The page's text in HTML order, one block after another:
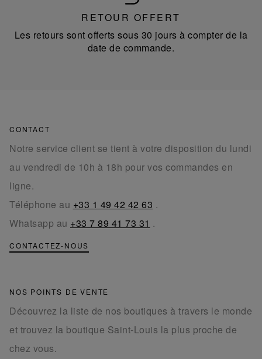
RETOUR OFFERT
Les retours sont offerts sous 30 jours à compter de la
date de commande.
CONTACT
Notre service client se tient à votre disposition du lundi
au vendredi de 10h à 18h pour vos commandes en
ligne.
Téléphone au +33 1 49 42 42 63 .
Whatsapp au +33 7 89 41 73 31 .
CONTACTEZ-NOUS
NOS POINTS DE VENTE
Découvrez la liste de nos boutiques à travers le monde
et trouvez la boutique Saint-Louis la plus proche de
chez vous.